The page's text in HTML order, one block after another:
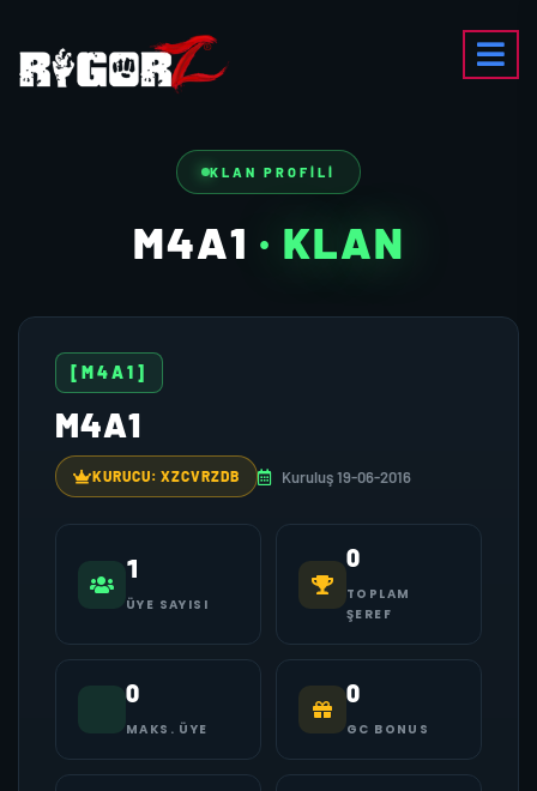
KLAN PROFILI
M4A1 · KLAN
[M4A1]
M4A1
KURUCU: XZCVRZDB Kuruluş 19-06-2016
1
ÜYE SAYISI
0
TOPLAM
ŞEREF
0
MAKS. ÜYE
0
GC BONUS